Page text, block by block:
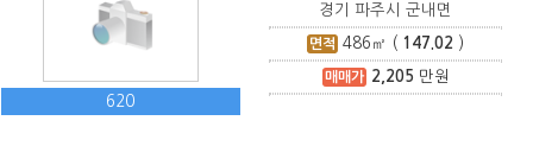
620
경기 파주시 군내면
면적 486 ㎡ ( 147.02 )
매매가 2,205 만원